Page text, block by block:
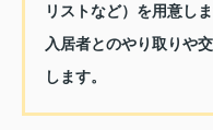
リストなど）を用意しま
入居者とのやり取りや
します。